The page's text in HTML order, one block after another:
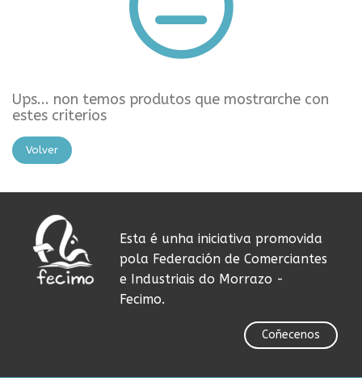
Ups... non temos produtos que mostrarche con
estes criterios
Volver
Esta é unha iniciativa promovida
pola Federación de Comerciantes
e Industriais do Morrazo -
Fecimo.
Coñecenos